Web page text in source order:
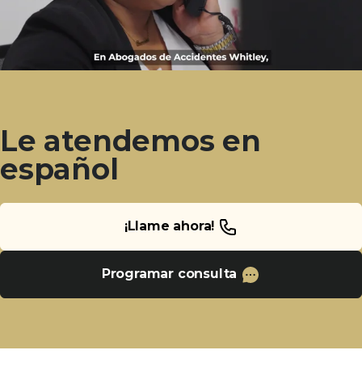
Le atendemos en
español
¡Llame ahora!
Programar consulta